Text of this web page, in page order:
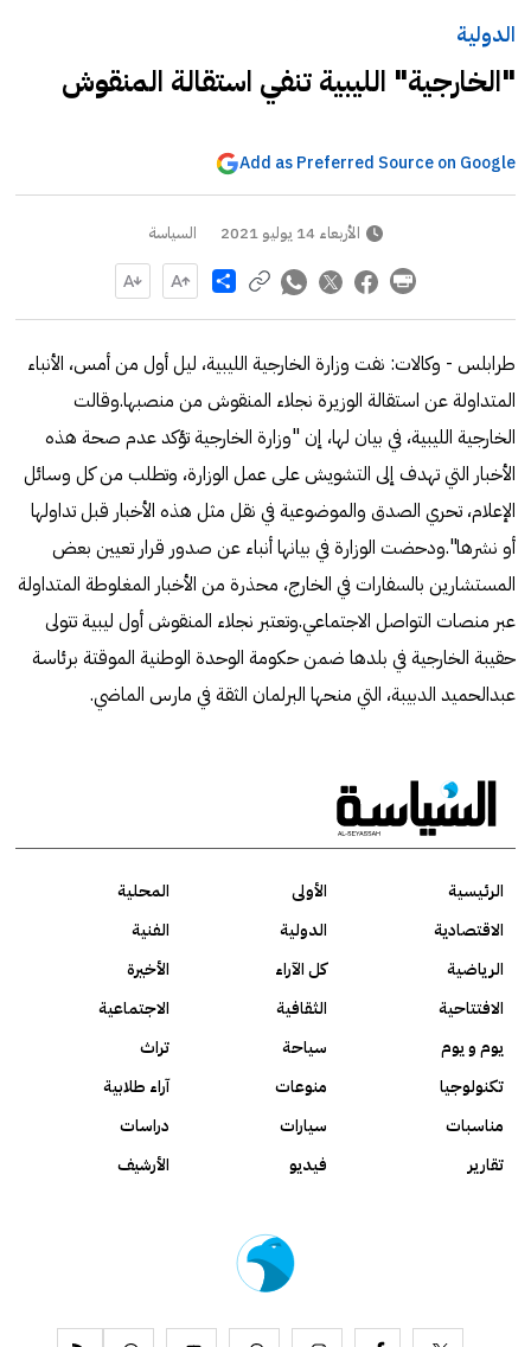
الدولية
"الخارجية" الليبية تنفي استقالة المنقوش
Add as Preferred Source on Google
الأربعاء 14 يوليو 2021 السياسة
Share
طرابلس - وكالات: نفت وزارة الخارجية الليبية، ليل أول من أمس، الأنباء
المتداولة عن استقالة الوزيرة نجلاء المنقوش من منصبها.وقالت
الخارجية الليبية، في بيان لها، إن "وزارة الخارجية تؤكد عدم صحة هذه
الأخبار التي تهدف إلى التشويش على عمل الوزارة، وتطلب من كل وسائل
الإعلام، تحري الصدق والموضوعية في نقل مثل هذه الأخبار قبل تداولها
أو نشرها".ودحضت الوزارة في بيانها أنباء عن صدور قرار تعيين بعض
المستشارين بالسفارات في الخارج، محذرة من الأخبار المغلوطة المتداولة
عبر منصات التواصل الاجتماعي.وتعتبر نجلاء المنقوش أول ليبية تتولى
حقيبة الخارجية في بلدها ضمن حكومة الوحدة الوطنية الموقتة برئاسة
عبدالحميد الدبيبة، التي منحها البرلمان الثقة في مارس الماضي.
الرئيسية الأولى
المحلية
الاقتصادية
الدولية
الفنية
الرياضية
كل الآراء
الأخيرة
الافتتاحية
الثقافية
الاجتماعية
يوم و يوم
سياحة
تراث
تكنولوجيا
منوعات
آراء طلابية
مناسبات
سيارات
دراسات
تقارير
فيديو الأرشيف